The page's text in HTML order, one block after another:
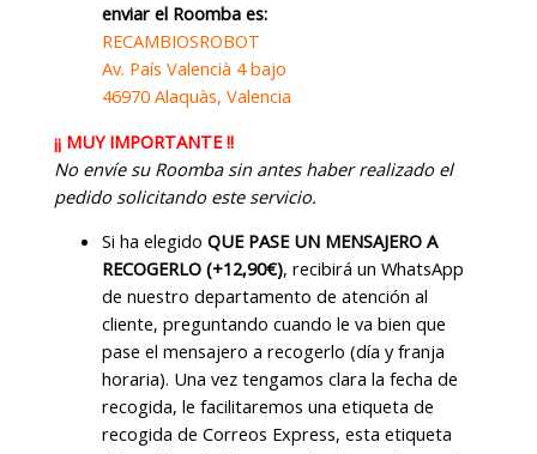
enviar el Roomba es:
RECAMBIOSROBOT
Av. País Valencià 4 bajo
46970 Alaquàs, Valencia
¡¡ MUY IMPORTANTE !!
No envíe su Roomba sin antes haber realizado el
pedido solicitando este servicio.
Si ha elegidoQUE PASE UN MENSAJERO A
RECOGERLO (+12,90€), recibirá un WhatsApp
de nuestro departamento de atención al
cliente, preguntando cuando le va bien que
pase el mensajero a recogerlo (día y franja
horaria). Una vez tengamos clara la fecha de
recogida, le facilitaremos una etiqueta de
recogida de Correos Express, esta etiqueta